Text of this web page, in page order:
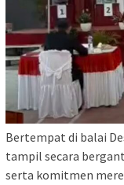
Bertempat di balai
tampil secara
serta komitmen